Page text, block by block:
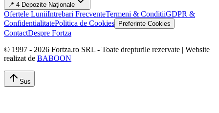
📍 4 Depozite Naționale
Ofertele LuniiIntrebari FrecventeTermeni & ConditiiGDPR &
ConfidentialitatePolitica de Cookies Preferinte Cookies
ContactDespre Fortza
© 1997 - 2026 Fortza.ro SRL - Toate drepturile rezervate | Website
realizat de BABOON
Sus